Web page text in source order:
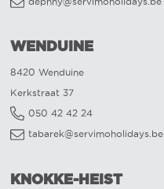
WENDUINE
8420 Wenduine
Kerkstraat 37
050 42 42 24
tabarek@servimoholidays.be
KNOKKE-HEIST